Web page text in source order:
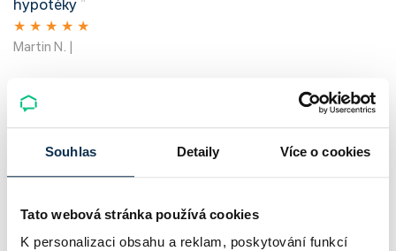
Souhlas Detaily Více o cookies
Tato webová stránka používá cookies
K personalizaci obsahu a reklam, poskytování funkcí
hypotéky ”
★ ★ ★ ★ ★
Martin N. |
Komunikace s panem Eliasem byla výborná, rychlá,
vstřícná. Nemám výtky
Děkuji za pomoc!
hypotéky